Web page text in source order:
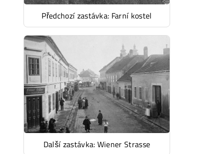
Předchozí zastávka: Farní kostel
Další zastávka: Wiener Strasse